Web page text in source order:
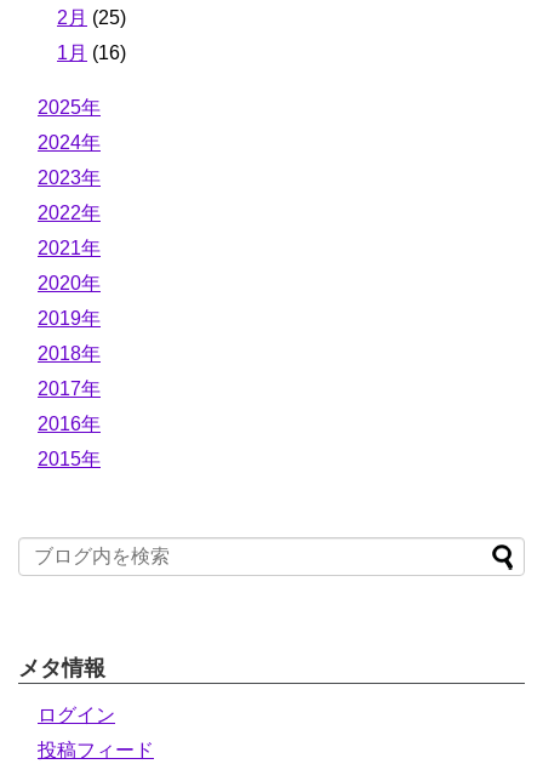
2月 (25)
1月 (16)
2025年
2024年
2023年
2022年
2021年
2020年
2019年
2018年
2017年
2016年
2015年
メタ情報
ログイン
投稿フィード